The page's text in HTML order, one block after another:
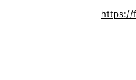
https://